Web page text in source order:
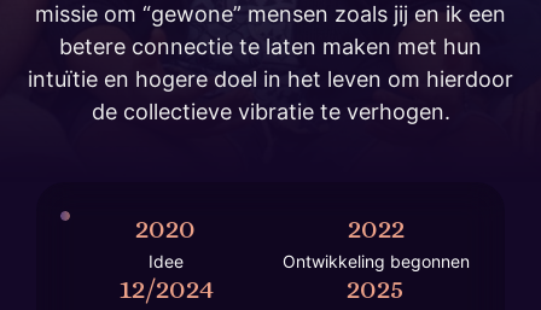
missie om “gewone” mensen zoals jij en ik een
betere connectie te laten maken met hun
intuïtie en hogere doel in het leven om hierdoor
de collectieve vibratie te verhogen.
2020
Idee
2022
Ontwikkeling begonnen
12/2024 2025